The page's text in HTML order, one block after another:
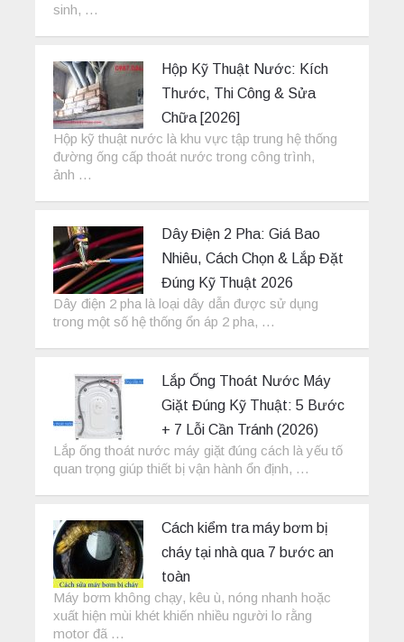
sinh, …
Hộp Kỹ Thuật Nước: Kích
Thước, Thi Công & Sửa
Chữa [2026]
Hộp kỹ thuật nước là khu vực tập trung hệ thống
đường ống cấp thoát nước trong công trình,
ảnh …
Dây Điện 2 Pha: Giá Bao
Nhiêu, Cách Chọn & Lắp Đặt
Đúng Kỹ Thuật 2026
Dây điện 2 pha là loại dây dẫn được sử dụng
trong một số hệ thống ổn áp 2 pha, …
Lắp Ống Thoát Nước Máy
Giặt Đúng Kỹ Thuật: 5 Bước
+ 7 Lỗi Cần Tránh (2026)
Lắp ống thoát nước máy giặt đúng cách là yếu tố
quan trọng giúp thiết bị vận hành ổn định, …
Cách kiểm tra máy bơm bị
cháy tại nhà qua 7 bước an
toàn
Máy bơm không chạy, kêu ù, nóng nhanh hoặc
xuất hiện mùi khét khiến nhiều người lo rằng
motor đã …